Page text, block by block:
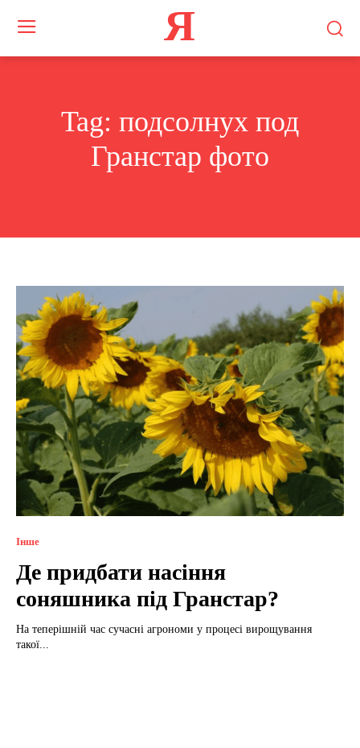
Я
Tag: подсолнух под
Гранстар фото
Інше
Де придбати насіння
соняшника під Гранстар?
На теперішній час сучасні агрономи у процесі вирощування
такої...